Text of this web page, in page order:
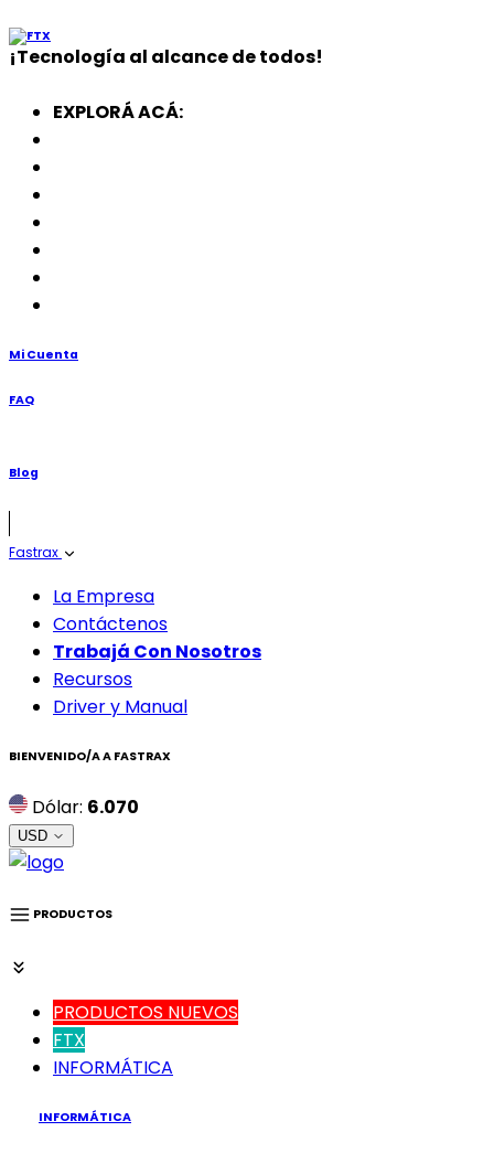
¡Tecnología al alcance de todos!
EXPLORÁ ACÁ:
Mi Cuenta
FAQ
Blog
Fastrax
La Empresa
Contáctenos
Trabajá Con Nosotros
Recursos
Driver y Manual
BIENVENIDO/A A FASTRAX
Dólar: 6.070
USD
PRODUCTOS
PRODUCTOS NUEVOS
FTX
INFORMÁTICA
INFORMÁTICA